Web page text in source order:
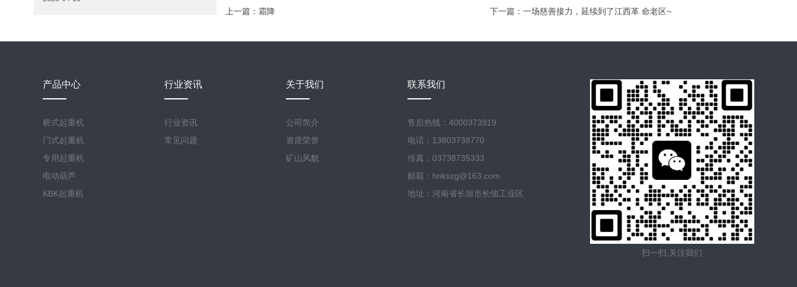
上一篇： 霜降 下一篇： 一场慈善接力，延续到了江西革 命老区~
产品中心
桥式起重机
门式起重机
专用起重机
电动葫芦
KBK起重机
行业资讯
行业资讯
常见问题
关于我们
公司简介
资质荣誉
矿山风貌
联系我们
售后热线：4000373919
电话：13803738770
传真：03738735333
邮箱：hnkszg@163.com
地址：河南省长垣市长恼工业区
扫一扫,关注我们